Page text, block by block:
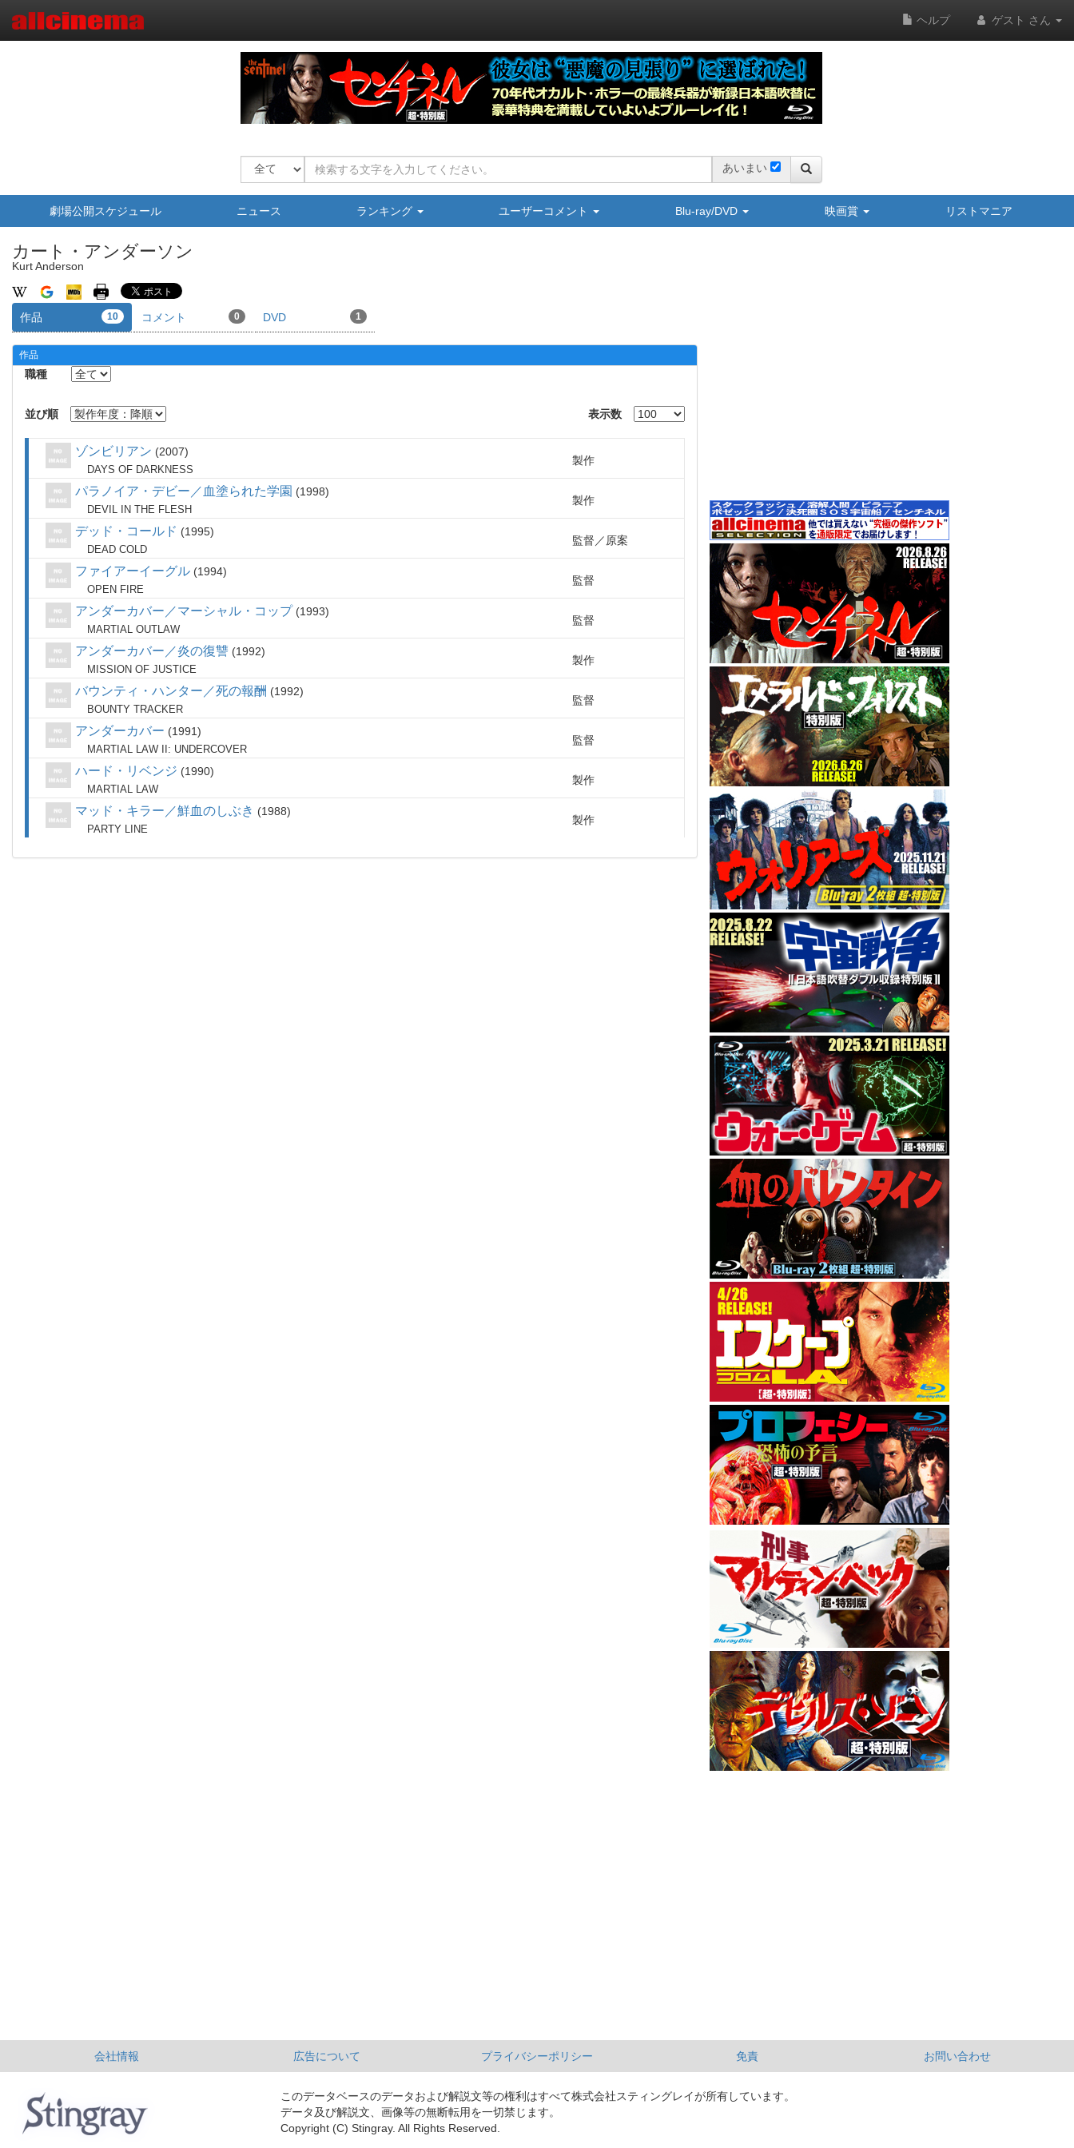
ヘルプ ゲスト さん
あいまい
劇場公開スケジュール ニュース ランキング ユーザーコメント Blu-ray/DVD 映画賞 リストマニア
カート・アンダーソン
Kurt Anderson
作品 10 コメント 0 DVD 1
作品
職種
並び順 表示数
ゾンビリアン 2007
DAYS OF DARKNESS
製作
パラノイア・デビー／血塗られた学園 1998
DEVIL IN THE FLESH
製作
デッド・コールド 1995
DEAD COLD
監督 原案
ファイアーイーグル 1994
OPEN FIRE
監督
アンダーカバー／マーシャル・コップ 1993
MARTIAL OUTLAW
監督
アンダーカバー／炎の復讐 1992
MISSION OF JUSTICE
製作
バウンティ・ハンター／死の報酬 1992
BOUNTY TRACKER
監督
アンダーカバー 1991
MARTIAL LAW II: UNDERCOVER
監督
ハード・リベンジ 1990
MARTIAL LAW
製作
マッド・キラー／鮮血のしぶき 1988
PARTY LINE
製作
会社情報 広告について プライバシーポリシー 免責 お問い合わせ
このデータベースのデータおよび解説文等の権利はすべて株式会社スティングレイが所有しています。
データ及び解説文、画像等の無断転用を一切禁じます。
Copyright (C) Stingray. All Rights Reserved.